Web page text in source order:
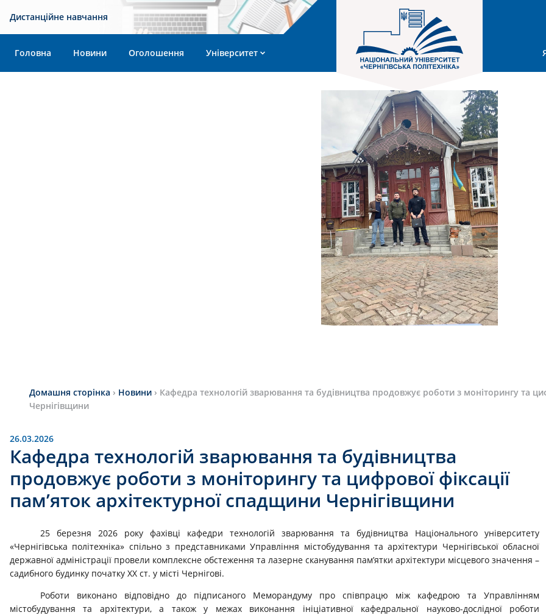
Дистанційне навчання
Головна Новини Оголошення Університет
Домашня сторінка › Новини › Кафедра технологій зварювання та будівництва продовжує роботи з моніторингу та
Чернігівщини
26.03.2026
Кафедра технологій зварювання та будівництва
продовжує роботи з моніторингу та цифрової фіксації
пам’яток архітектурної спадщини Чернігівщини
25 березня 2026 року фахівці кафедри технологій зварювання та будівництва Національного університету
«Чернігівська політехніка» спільно з представниками Управління містобудування та архітектури Чернігівської обласної
державної адміністрації провели комплексне обстеження та лазерне сканування пам’ятки архітектури місцевого значення –
садибного будинку початку ХХ ст. у місті Чернігові.
Роботи виконано відповідно до підписаного Меморандуму про співпрацю між кафедрою та Управлінням
містобудування та архітектури, а також у межах виконання ініціативної кафедральної науково-дослідної роботи